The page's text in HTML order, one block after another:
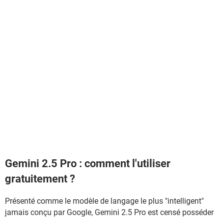
Gemini 2.5 Pro : comment l'utiliser
gratuitement ?
Présenté comme le modèle de langage le plus "intelligent"
jamais conçu par Google, Gemini 2.5 Pro est censé posséder